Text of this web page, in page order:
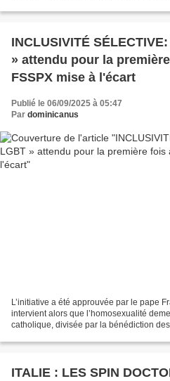
INCLUSIVITÉ
» attendu pour la
FSSPX mise à l'écart
Publié le 06/09/2025 à 05:47
Par dominicanus
L’initiative a été approuvée par le pape
intervient alors que l’homosexualité
catholique, divisée par la bénédiction
ITALIE : LES SPIN